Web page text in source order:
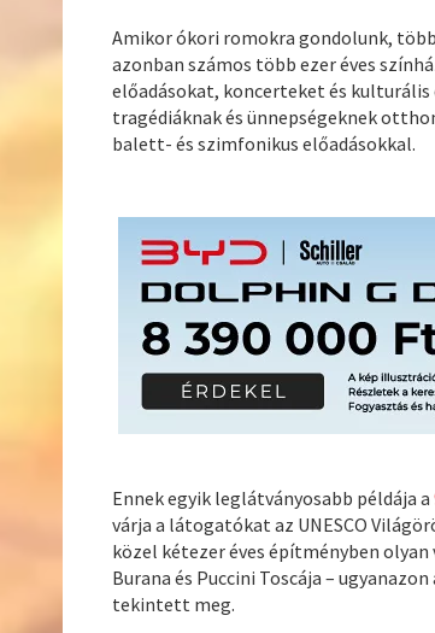
Amikor ókori romokra gondolunk,
azonban számos több ezer éves
előadásokat, koncerteket és kulturális
tragédiáknak és ünnepségeknek
balett- és szimfonikus előadásokkal.
Ennek egyik leglátványosabb példája a
várja a látogatókat az UNESCO
közel kétezer éves építményben
Burana és Puccini Toscája –
tekintett meg.